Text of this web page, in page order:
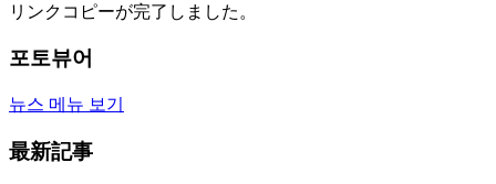
リンクコピーが完了しました。
포토뷰어
뉴스 메뉴 보기
最新記事